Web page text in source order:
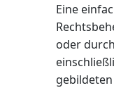
Eine
oder